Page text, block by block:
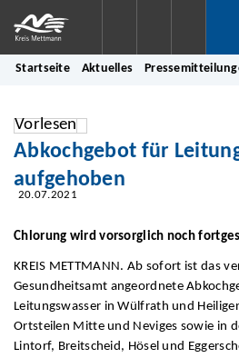
Startseite Aktuelles
Vorlesen
Abkochgebot für
aufgehoben
20.07.2021
Chlorung wird vorsorglich noch
KREIS METTMANN. Ab sofort ist das
Gesundheitsamt angeordnete
Leitungswasser in Wülfrath und
Ortsteilen Mitte und Neviges sowie in
Lintorf, Breitscheid, Hösel und